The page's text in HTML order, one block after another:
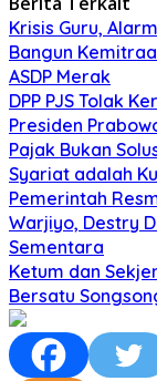
Krisis Guru,
Bangun
ASDP Merak
DPP PJS Tolak
Presiden
Pajak Bukan
Syariat adalah
Pemerintah
Warjiyo, Destry
Sementara
Ketum dan
Bersatu